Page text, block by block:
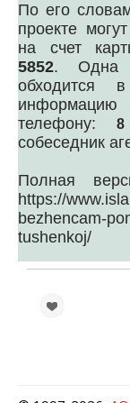
По его
проекте
на счет
5852. Одна
обходится
информацию
телефону:8
собеседник
Полная
https://
bezhencam-
tushenkoj/